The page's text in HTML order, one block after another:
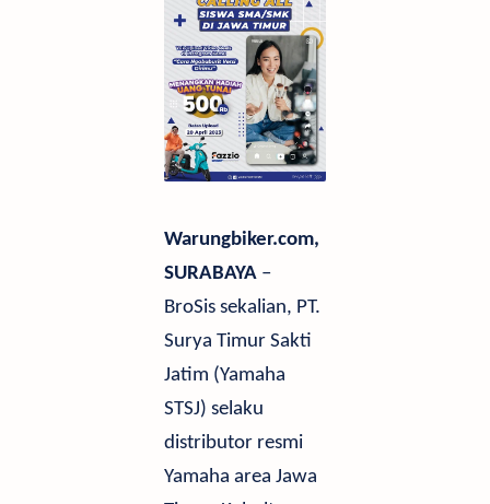
Warungbiker.com,
SURABAYA –
BroSis sekalian, PT.
Surya Timur Sakti
Jatim (Yamaha
STSJ) selaku
distributor resmi
Yamaha area Jawa